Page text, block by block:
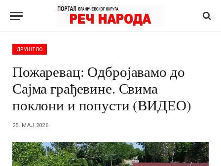
ДРУШТВО
Пожаревац: Одбројавамо до
Сајма грађевине. Свима
поклони и попусти (ВИДЕО)
25. МАЈ 2026.
Прегледач
видео